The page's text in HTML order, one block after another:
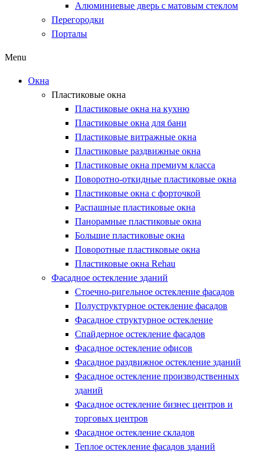
Алюминиевые дверь с матовым стеклом
Перегородки
Порталы
Menu
Окна
Пластиковые окна
Пластиковые окна на кухню
Пластиковые окна для бани
Пластиковые витражные окна
Пластиковые раздвижные окна
Пластиковые окна премиум класса
Поворотно-откидные пластиковые окна
Пластиковые окна с форточкой
Распашные пластиковые окна
Панорамные пластиковые окна
Большие пластиковые окна
Поворотные пластиковые окна
Пластиковые окна Rehau
Фасадное остекление зданий
Стоечно-ригельное остекление фасадов
Полуструктурное остекление фасадов
Фасадное структурное остекление
Спайдерное остекление фасадов
Фасадное остекление офисов
Фасадное раздвижное остекление зданий
Фасадное остекление производственных
зданий
Фасадное остекление бизнес центров и
торговых центров
Фасадное остекление складов
Теплое остекление фасадов зданий